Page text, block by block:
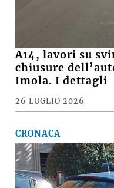
A14, lavori su
chiusure
Imola. I dettagli
26 LUGLIO 2026
CRONACA